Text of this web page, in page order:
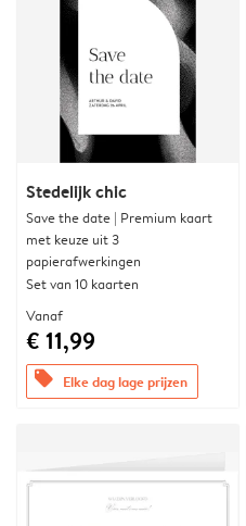
Stedelijk chic
Save the date | Premium kaart
met keuze uit 3
papierafwerkingen
Set van 10 kaarten
Vanaf
€ 11,99
offers Elke dag lage prijzen